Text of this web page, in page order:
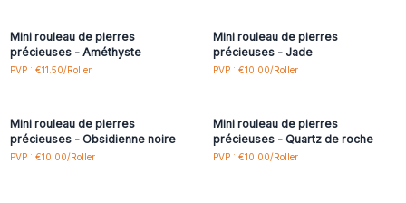
Mini rouleau de pierres
précieuses - Améthyste
PVP : €11.50/Roller
Mini rouleau de pierres
précieuses - Jade
PVP : €10.00/Roller
Connectez-vous ou
Mini rouleau de pierres
précieuses - Obsidienne noire
PVP : €10.00/Roller
Connectez-vous ou
Mini rouleau de pierres
précieuses - Quartz de roche
PVP : €10.00/Roller
Connectez-vous ou
Connectez-vous ou